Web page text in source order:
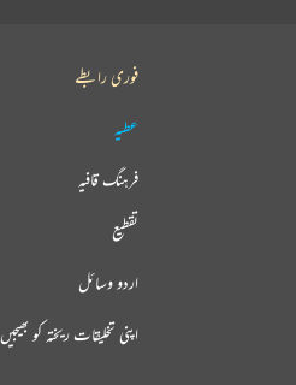
فوری رابطے
عطیہ
فرہنگ قافیہ
تقطیع
اردو وسائل
اپنی تخلیقات ریختہ کو بھیجیں